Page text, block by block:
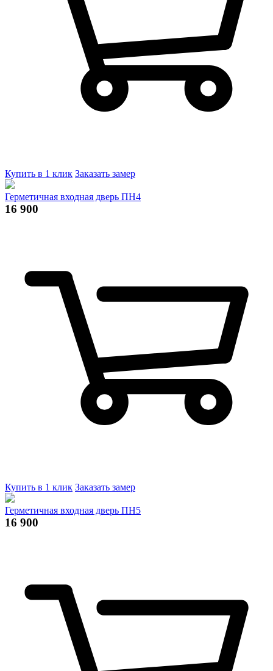
Купить в 1 клик Заказать замер
Герметичная входная дверь ПН4
16 900
Купить в 1 клик Заказать замер
Герметичная входная дверь ПН5
16 900